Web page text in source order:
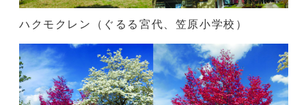
ハクモクレン（ぐるる宮代、笠原小学校）